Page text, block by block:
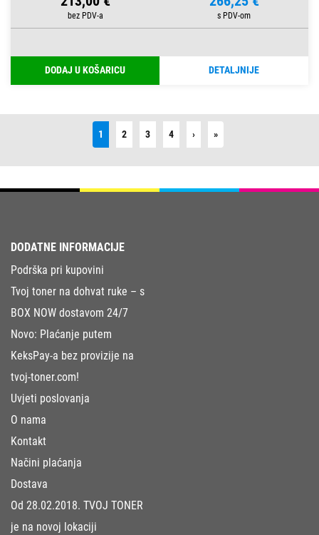
DODAJ U KOŠARICU DETALJNIJE
1 2 3 4 ›Next »Last
DODATNE INFORMACIJE
Podrška pri kupovini
Tvoj toner na dohvat ruke – s
BOX NOW dostavom 24/7
Novo: Plaćanje putem
KeksPay-a bez provizije na
tvoj-toner.com!
Uvjeti poslovanja
O nama
Kontakt
Načini plaćanja
Dostava
Od 28.02.2018. TVOJ TONER
je na novoj lokaciji